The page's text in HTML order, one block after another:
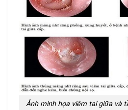
Ảnh minh họa viêm tai giữa và